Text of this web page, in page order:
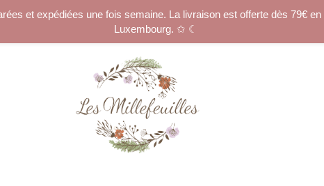
et expédiées une fois semaine. La livraison est offerte dès 79€
Luxembourg. ✩ ☾